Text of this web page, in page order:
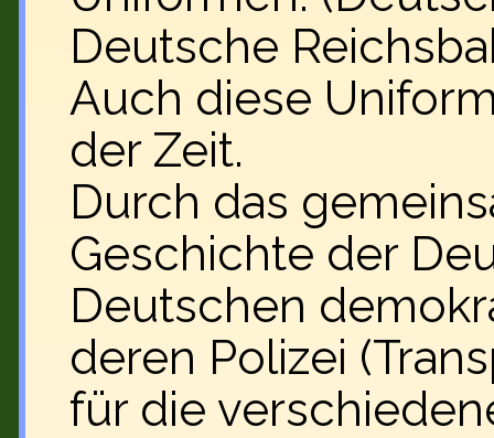
Deutsche
Auch diese
der Zeit.
Durch das
Geschichte der
Deutschen
deren Polizei
für die